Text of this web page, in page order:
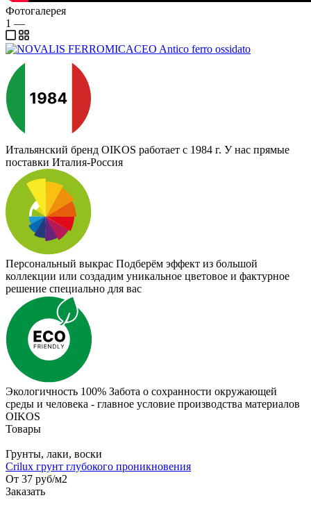
Фотогалерея
1 —
Итальянский бренд OIKOS работает с 1984 г. У нас прямые
поставки Италия-Россия
Персональный выкрас Подберём эффект из большой
коллекции или создадим уникальное цветовое и фактурное
решение специально для вас
Экологичность 100% Забота о сохранности окружающей
среды и человека - главное условие производства материалов
OIKOS
Товары
Грунты, лаки, воски
Crilux грунт глубокого проникновения
От 37 руб/м2
Заказать